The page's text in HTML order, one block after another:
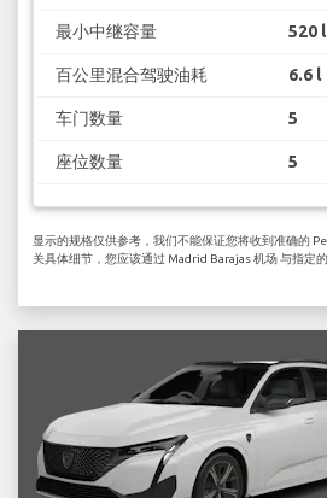
最小中继容量 520 l
百公里混合驾驶油耗 6.6 l
车门数量 5
座位数量 5
显示的规格仅供参考，我们不能保证您将收到准确的
关具体细节，您应该通过 Madrid Barajas 机场 与指定